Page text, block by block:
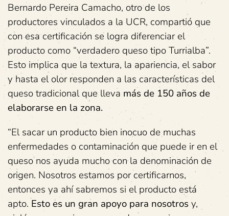
Bernardo Pereira Camacho, otro de los
productores vinculados a la UCR, compartió que
con esa certificación se logra diferenciar el
producto como “verdadero queso tipo Turrialba”.
Esto implica que la textura, la apariencia, el sabor
y hasta el olor responden a las características del
queso tradicional que lleva más de 150 años de
elaborarse en la zona.
“El sacar un producto bien inocuo de muchas
enfermedades o contaminación que puede ir en el
queso nos ayuda mucho con la denominación de
origen. Nosotros estamos por certificarnos,
entonces ya ahí sabremos si el producto está
apto. Esto es un gran apoyo para nosotros y,